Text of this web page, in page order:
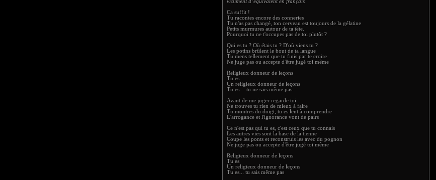
vraiment d’équivalent en français
Ca suffit !
Tu racontes encore des conneries
Tu n'as pas changé, ton cerveau est toujours de la gélatine
Petits murmures autour de ta tête.
Pourquoi tu ne t'occupes pas de toi plutôt ?
Qui es tu ? Où étais tu ? D'où viens tu ?
Les potins brûlent le bout de ta langue
Tu mens tellement que tu finis par te croire
Ne juge pas ou accepte d'être jugé toi même
Religieux donneur de leçons
Tu es
Un religieux donneur de leçons
Tu es… tu ne sais même pas
Avant de me juger regarde toi
Ne trouves tu rien de mieux à faire
Tu montres du doigt, tu es lent à comprendre
L'arrogance et l'ignorance vont de pairs
Ce n'est pas qui tu es, c'est ceux que tu connais
Les autres vies sont la base de la tienne
Coupe les ponts et reconstruis les avec du pognon
Ne juge pas ou accepte d'être jugé toi même
Religieux donneur de leçons
Tu es
Un religieux donneur de leçons
Tu es... tu sais même pas